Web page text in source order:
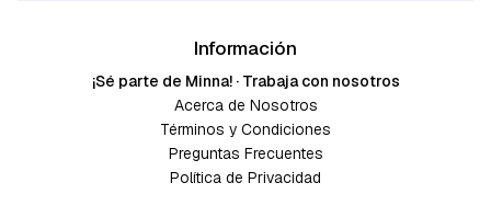
Información
¡Sé parte de Minna! · Trabaja con nosotros
Acerca de Nosotros
Términos y Condiciones
Preguntas Frecuentes
Política de Privacidad